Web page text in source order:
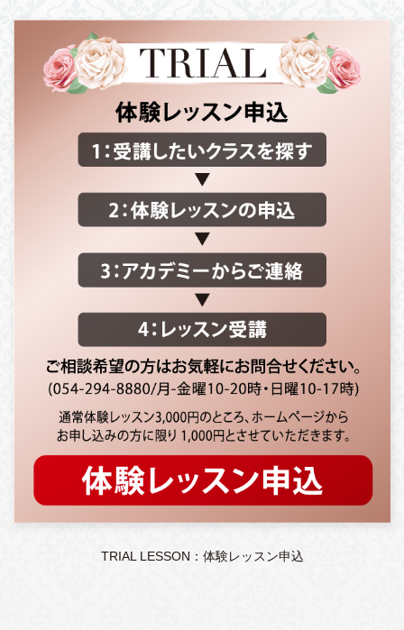
TRIAL LESSON：体験レッスン申込